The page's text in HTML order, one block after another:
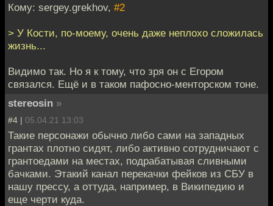
Кому: sergey.grekhov, #2
> У Кости, по-моему, очень даже неплохо сложилась
жизнь...
Видимо так. Но я к тому, что зря он с Егором
связался. Ещё и в таком пафосно-менторском тоне.
stereosin »
#4 | 05.04.21 13:03
Такие персонажи обычно либо сами на западных
грантах плотно сидят, либо активно сотрудничают с
грантоедами на местах, подрабатывая сливными
бачками. Этакий канал перекачки фейков из СБУ в
нашу прессу, а оттуда, например, в Википедию и
еще черти куда.